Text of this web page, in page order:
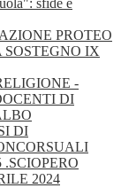
sfide e
PROTEO
SOSTEGNO IX
-
DI
DI
2024